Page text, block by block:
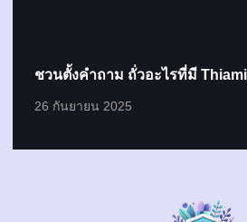
ชวนตั้งคำถาม ถั่วอะไรที่มี
26 กันยายน 2025